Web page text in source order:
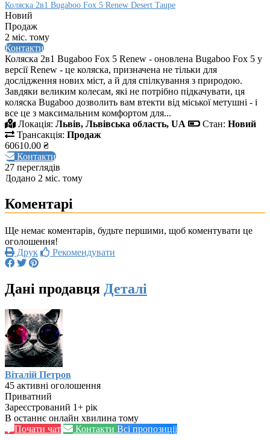
Коляска 2в1 Bugaboo Fox 5 Renew Desert Taupe
Новий
Продаж
2 міс. тому
Контакти
Коляска 2в1 Bugaboo Fox 5 Renew - оновлена Bugaboo Fox 5 у
версії Renew - це коляска, призначена не тільки для
дослідження нових міст, а й для спілкування з природою.
Завдяки великим колесам, які не потрібно підкачувати, ця
коляска Bugaboo дозволить вам втекти від міської метушні - і
все це з максимальним комфортом для...
Локація: Львів, Львівська область, UA Стан: Новий
Трансакція: Продаж
60610.00 ₴
Контакти
27 переглядів
Додано 2 міс. тому
Коментарі
Ще немає коментарів, будьте першими, щоб коментувати це
оголошення!
Друк
Рекомендувати
Дані продавця Деталі
Віталій Петров
45 активні оголошення
Приватний
Зареєстрований 1+ рік
В останнє онлайн хвилина тому
Почати чат
Контакти Всі пропозиції